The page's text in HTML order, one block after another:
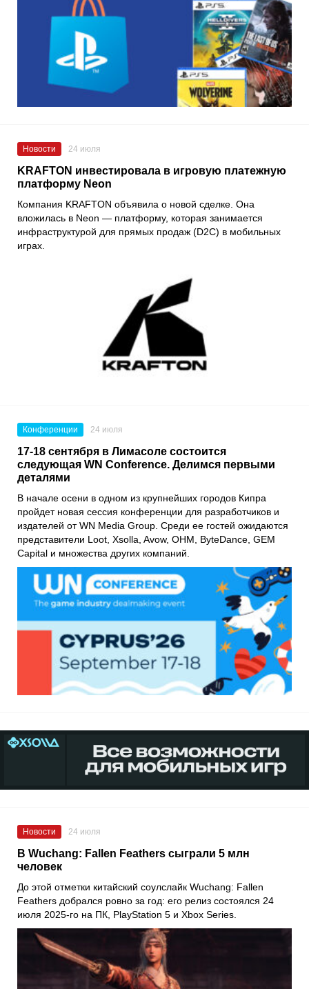
Новости 24 июля
KRAFTON инвестировала в игровую платежную
платформу Neon
Компания KRAFTON объявила о новой сделке. Она
вложилась в Neon — платформу, которая занимается
инфраструктурой для прямых продаж (D2C) в мобильных
играх.
Конференции 24 июля
17-18 сентября в Лимасоле состоится
следующая WN Conference. Делимся первыми
деталями
В начале осени в одном из крупнейших городов Кипра
пройдет новая сессия конференции для разработчиков и
издателей от WN Media Group. Среди ее гостей ожидаются
представители Loot, Xsolla, Avow, OHM, ByteDance, GEM
Capital и множества других компаний.
Новости 24 июля
В Wuchang: Fallen Feathers сыграли 5 млн
человек
До этой отметки китайский соулслайк Wuchang: Fallen
Feathers добрался ровно за год: его релиз состоялся 24
июля 2025-го на ПК, PlayStation 5 и Xbox Series.